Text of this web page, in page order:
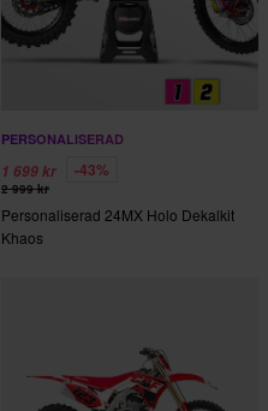
PERSONALISERAD
1 699 kr -43%
2 999 kr
Personaliserad 24MX Holo Dekalkit
Khaos